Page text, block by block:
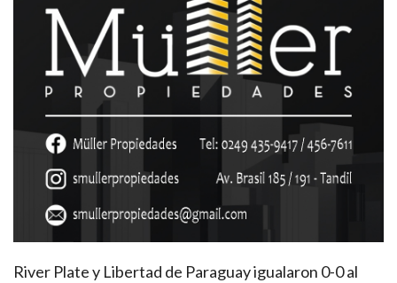
River Plate y Libertad de Paraguay igualaron 0-0 al